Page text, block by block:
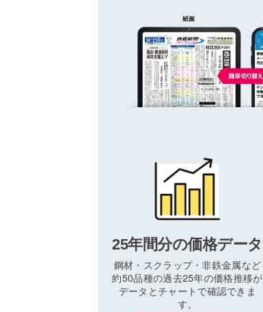
25年間分の価格データ
鋼材・スクラップ・非鉄金属など
約50品種の過去25年の価格推移が
データとチャートで確認できま
す。